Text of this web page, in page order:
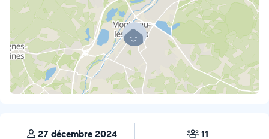
27 décembre 2024 11